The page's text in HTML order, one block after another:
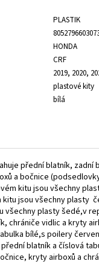
PLASTIK
HONDA
CRF
2019, 2020,
plastové kity
bílá
přední blatník, zadní
a bočnice
kitu jsou všechny
jsou všechny plasty
všechny plasty šedé,v
chrániče vidlic a kryty
bílé,s poilery
blatník a číslová
kryty airboxů a